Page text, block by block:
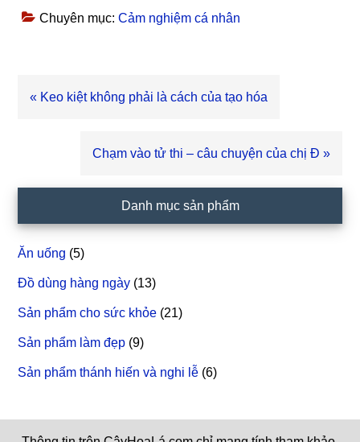
Chuyên mục:Cảm nghiệm cá nhân
Bài
« Keo kiệt không phải là cách của tạo hóa
Bài
Chạm vào tử thi – câu chuyện của chị Đ »
chính
Danh mục sản phẩm
Ăn uống (5)
Đồ dùng hàng ngày (13)
Sản phẩm cho sức khỏe (21)
Sản phẩm làm đẹp (9)
Sản phẩm thánh hiến và nghi lễ (6)